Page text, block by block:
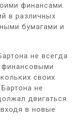
финансами.
в различных
бумагами и
не всегда
финансовыми
своих
не
двигаться
в новые